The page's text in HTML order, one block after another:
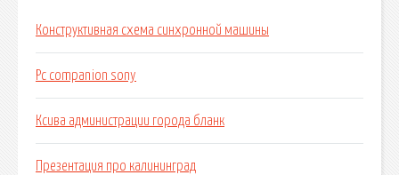
Конструктивная схема синхронной машины
Pc companion sony
Ксива администрации города бланк
Презентация про калининград